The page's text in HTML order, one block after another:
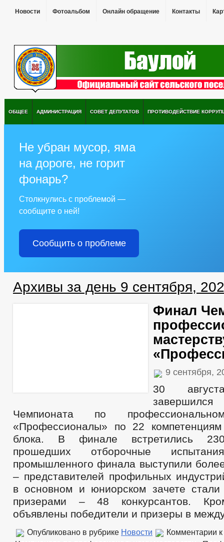
Новости Фотоальбом Онлайн обращение Контакты
ОБЩЕЕ АДМИНИСТРАЦИЯ СОВЕТ ДЕПУТАТОВ ПРОТИВОДЕЙСТВИЕ
Не убран мусор, яма
на дороге, не горит
фонарь?
Столкнулись с проблемой —
сообщите о ней!
Сообщить о проблеме
Архивы за день 9 сентября,
Финал
9 сентября,
30
Чемпионата по
«Профессионалы» по 22
блока. В финале встретились 230
прошедших отборочные
промышленного финала выступили
– представителей профильных
в основном и юниорском зачете стали
призерами – 48 конкурсантов.
объявлены победители и призеры в
Опубликовано в рубрике Новости Комментарии